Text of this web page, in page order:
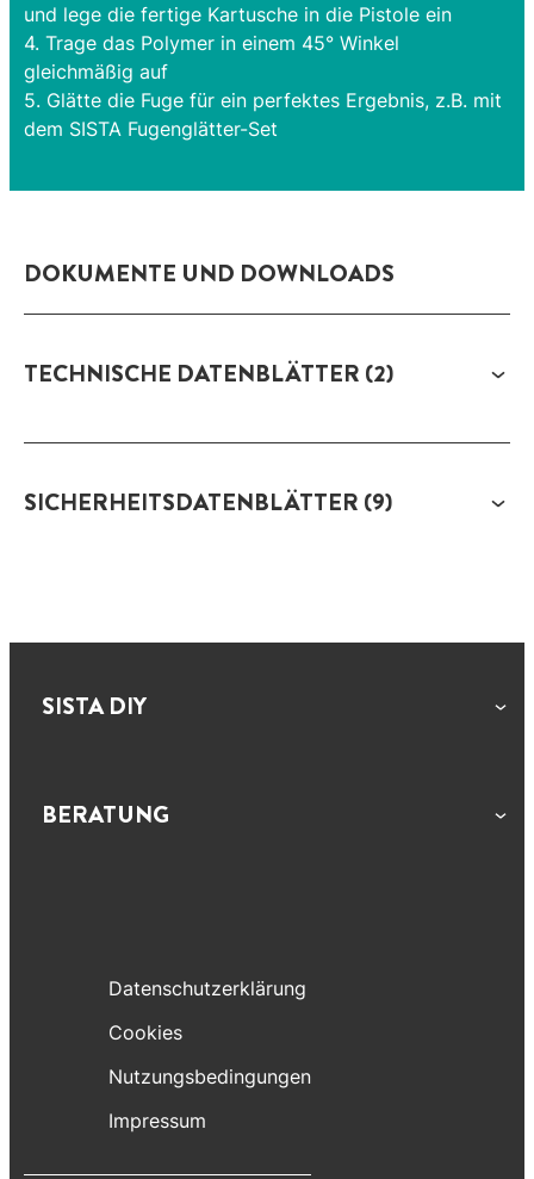
und lege die fertige Kartusche in die Pistole ein
4. Trage das Polymer in einem 45° Winkel
gleichmäßig auf
5. Glätte die Fuge für ein perfektes Ergebnis, z.B. mit
dem SISTA Fugenglätter-Set
DOKUMENTE UND DOWNLOADS
TECHNISCHE DATENBLÄTTER (2)
SICHERHEITSDATENBLÄTTER (9)
SISTA DIY
BERATUNG
Datenschutzerklärung
Cookies
Nutzungsbedingungen
Impressum